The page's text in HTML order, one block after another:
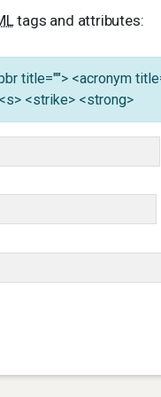
tags and attributes:
title=""> <acronym
<strike> <strong>